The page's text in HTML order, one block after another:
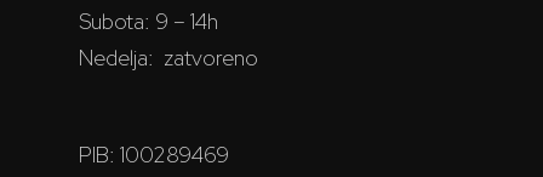
Subota: 9 – 14h
Nedelja: zatvoreno
PIB: 100289469